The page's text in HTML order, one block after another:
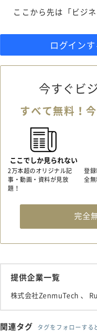
ここから先は「ビジ
ログインす
今すぐビ
すべて無料！
ここでしか見られない
2万本超のオリジナル記
事・動画・資料が見放
題！
登
全無
完全
提供企業一覧
株式会社ZenmuTech 、
関連タグ タグをフォローする